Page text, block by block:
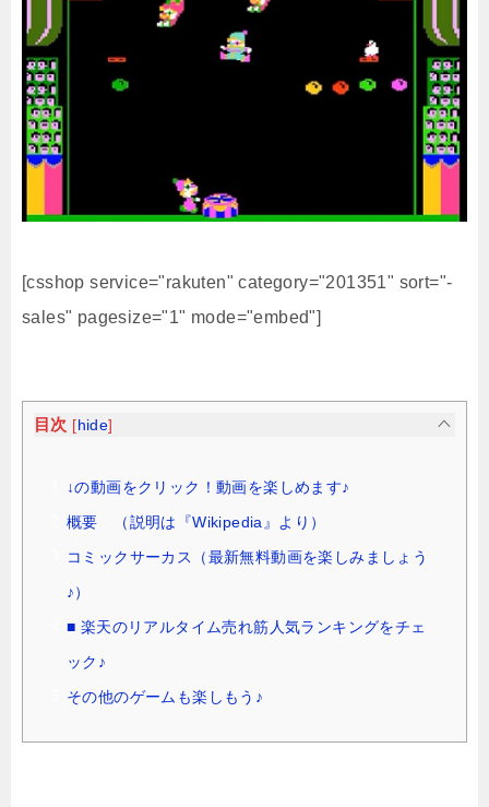
[csshop service="rakuten" category="201351" sort="-
sales" pagesize="1" mode="embed"]
目次 [ hide]
↓の動画をクリック！動画を楽しめます♪
概要 （説明は『Wikipedia』より）
コミックサーカス（最新無料動画を楽しみましょう
♪）
■ 楽天のリアルタイム売れ筋人気ランキングをチェ
ック♪
その他のゲームも楽しもう♪